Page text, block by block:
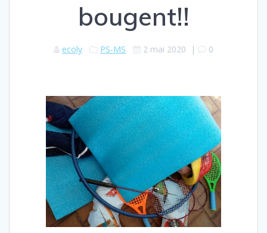
bougent!!
ecoly PS-MS 2 mai 2020 | 0